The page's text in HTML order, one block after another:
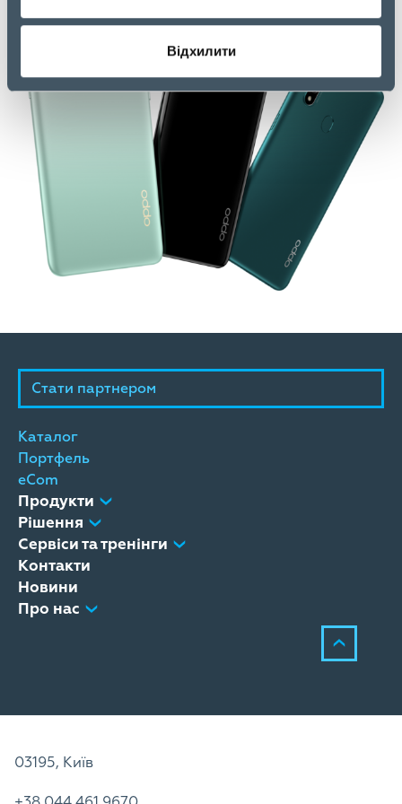
Відхилити
Стати партнером
Каталог
Портфель
eCom
Продукти
Рішення
Сервіси та тренінги
Контакти
Новини
Про нас
03195, Київ